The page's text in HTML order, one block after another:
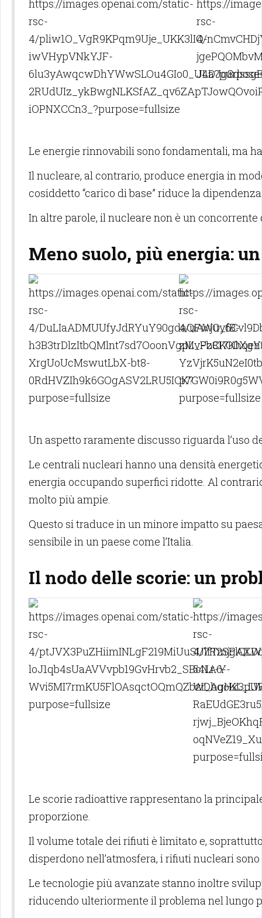
Le energie rinnovabili sono fondamentali, ma
Il nucleare, al contrario, produce energia in
cosiddetto “carico di base” riduce la
In altre parole, il nucleare non è un
Meno suolo, più energia:
Un aspetto raramente discusso riguarda l’uso
Le centrali nucleari hanno una densità
energia occupando superfici ridotte. Al
molto più ampie.
Questo si traduce in un minore impatto su
sensibile in un paese come l’Italia.
Il nodo delle scorie: un
Le scorie radioattive rappresentano la
proporzione.
Il volume totale dei rifiuti è limitato e,
disperdono nell’atmosfera, i rifiuti nucleari
Le tecnologie più avanzate stanno inoltre
riducendo ulteriormente il problema nel lungo